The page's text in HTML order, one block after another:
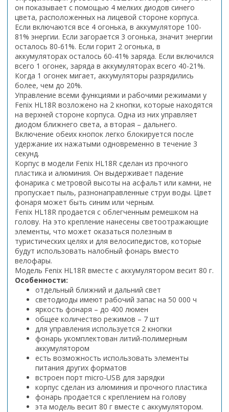
он показывает с помощью 4 мелких диодов синего
цвета, расположенных на лицевой стороне корпуса.
Если включаются все 4 огонька, в аккумуляторе 100-
81% энергии. Если загорается 3 огонька, значит энергии
осталось 80-61%. Если горит 2 огонька, в
аккумуляторах осталось 60-41% заряда. Если включился
всего 1 огонек, заряда в аккумуляторах всего 40-21%.
Когда 1 огонек мигает, аккумуляторы разрядились
более, чем до 20%.
Управление всеми функциями и рабочими режимами у
Fenix HL18R возложено на 2 кнопки, которые находятся
на верхней стороне корпуса. Одна из них управляет
диодом ближнего света, а вторая – дальнего.
Включение обеих кнопок легко блокируется после
удержание их нажатыми одновременно в течение 3
секунд.
Корпус в модели Fenix HL18R сделан из прочного
пластика и алюминия. Он выдерживает падение
фонарика с метровой высоты на асфальт или камни, не
пропускает пыль, разнонаправленные струи воды. Цвет
фонаря может быть синим или черным.
Fenix HL18R продается с облегченным ремешком на
голову. На это крепление нанесены светоотражающие
элементы, что может оказаться полезным в
туристических целях и для велосипедистов, которые
будут использовать налобный фонарь вместо
велофары.
Модель Fenix HL18R вместе с аккумулятором весит 80 г.
Особенности:
отдельный ближний и дальний свет
светодиоды имеют рабочий запас на 50 000 ч
яркость фонаря – до 400 люмен
общее количество режимов – 7 шт
для управления используется 2 кнопки
фонарь укомплектован литий-полимерным
аккумулятором
есть возможность использовать элементы
питания других форматов
встроен порт micro-USB для зарядки
корпус сделан из алюминия и прочного пластика
фонарь продается с креплением на голову
эта модель весит 80 г вместе с аккумулятором.